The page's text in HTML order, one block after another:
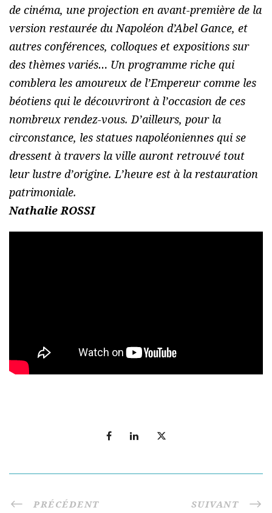
de cinéma, une projection en avant-première de la
version restaurée du Napoléon d’Abel Gance, et
autres conférences, colloques et expositions sur
des thèmes variés… Un programme riche qui
comblera les amoureux de l’Empereur comme les
béotiens qui le découvriront à l’occasion de ces
nombreux rendez-vous. D’ailleurs, pour la
circonstance, les statues napoléoniennes qui se
dressent à travers la ville auront retrouvé tout
leur lustre d’origine. L’heure est à la restauration
patrimoniale.
Nathalie ROSSI
PRÉCÉDENT SUIVANT